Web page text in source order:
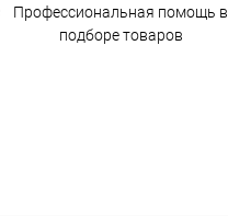
Профессиональная помощь в
подборе товаров